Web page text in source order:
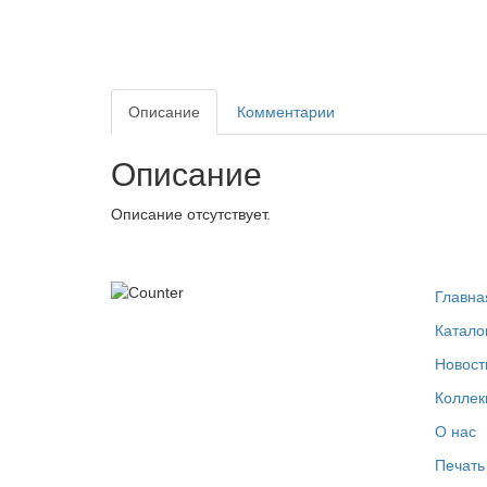
Описание Комментарии
Описание
Описание отсутствует.
О нас